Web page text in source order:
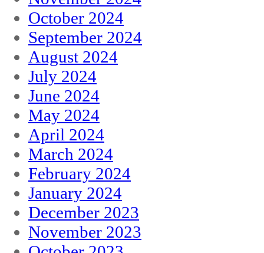
October 2024
September 2024
August 2024
July 2024
June 2024
May 2024
April 2024
March 2024
February 2024
January 2024
December 2023
November 2023